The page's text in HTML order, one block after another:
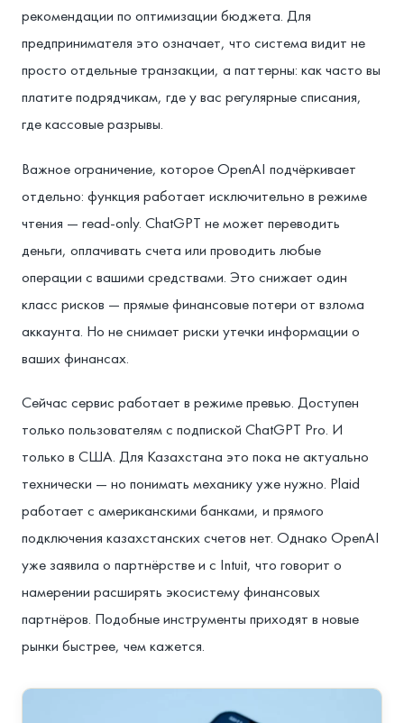
рекомендации по оптимизации бюджета. Для
предпринимателя это означает, что система видит не
просто отдельные транзакции, а паттерны: как часто вы
платите подрядчикам, где у вас регулярные списания,
где кассовые разрывы.
Важное ограничение, которое OpenAI подчёркивает
отдельно: функция работает исключительно в режиме
чтения — read-only. ChatGPT не может переводить
деньги, оплачивать счета или проводить любые
операции с вашими средствами. Это снижает один
класс рисков — прямые финансовые потери от взлома
аккаунта. Но не снимает риски утечки информации о
ваших финансах.
Сейчас сервис работает в режиме превью. Доступен
только пользователям с подпиской ChatGPT Pro. И
только в США. Для Казахстана это пока не актуально
технически — но понимать механику уже нужно. Plaid
работает с американскими банками, и прямого
подключения казахстанских счетов нет. Однако OpenAI
уже заявила о партнёрстве и с Intuit, что говорит о
намерении расширять экосистему финансовых
партнёров. Подобные инструменты приходят в новые
рынки быстрее, чем кажется.